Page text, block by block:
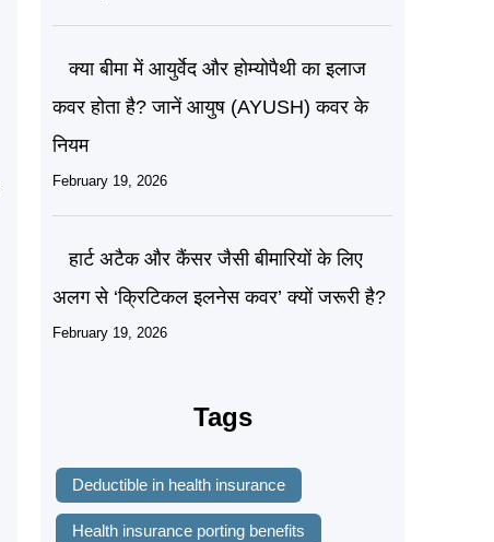
क्या बीमा में आयुर्वेद और होम्योपैथी का इलाज
कवर होता है? जानें आयुष (AYUSH) कवर के
नियम
February 19, 2026
हार्ट अटैक और कैंसर जैसी बीमारियों के लिए
अलग से ‘क्रिटिकल इलनेस कवर’ क्यों जरूरी है?
February 19, 2026
Tags
Deductible in health insurance
Health insurance porting benefits